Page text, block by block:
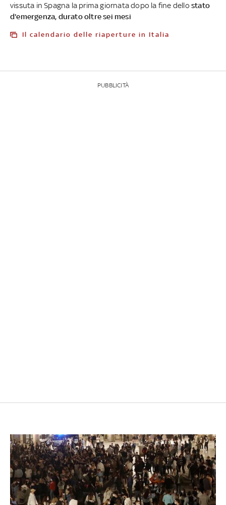
vissuta in Spagna la prima giornata dopo la fine dellostato
d'emergenza, durato oltre sei mesi
Il calendario delle riaperture in Italia
PUBBLICITÀ